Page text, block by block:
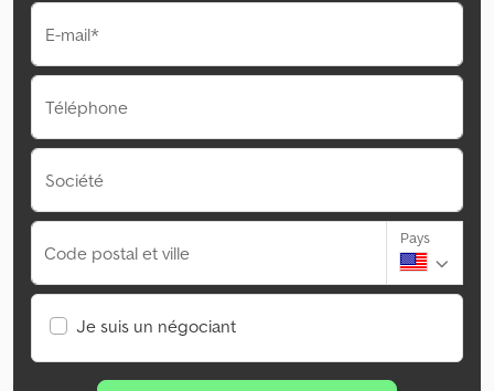
E-mail*
Téléphone
Société
Code postal et ville
Pays
Je suis un négociant